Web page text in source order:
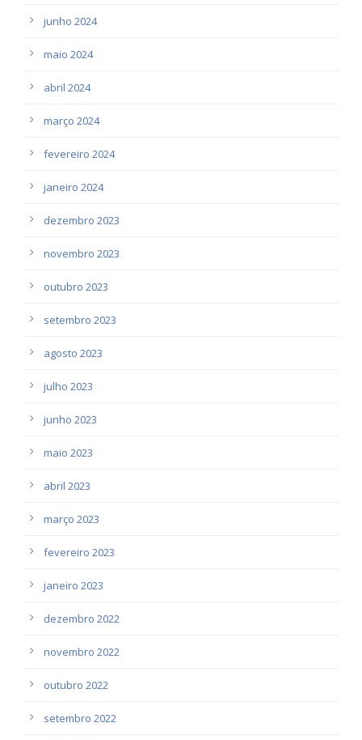
junho 2024
maio 2024
abril 2024
março 2024
fevereiro 2024
janeiro 2024
dezembro 2023
novembro 2023
outubro 2023
setembro 2023
agosto 2023
julho 2023
junho 2023
maio 2023
abril 2023
março 2023
fevereiro 2023
janeiro 2023
dezembro 2022
novembro 2022
outubro 2022
setembro 2022